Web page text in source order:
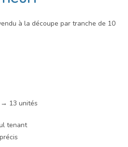
à la découpe par tranche de 10
→ 13 unités
tenant